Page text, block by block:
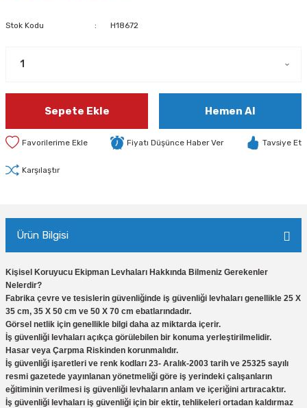
Stok Kodu H18672
Sepete Ekle Hemen Al
Fiyatı Düşünce Haber Ver Tavsiye Et
Karşılaştır
Ürün Bilgisi
Kişisel Koruyucu Ekipman Levhaları Hakkında Bilmeniz Gerekenler
Nelerdir?
Fabrika çevre ve tesislerin güvenliğinde iş güvenliği levhaları genellikle 25 X
35 cm, 35 X 50 cm ve 50 X 70 cm ebatlarındadır.
Görsel netlik için genellikle bilgi daha az miktarda içerir.
İş güvenliği levhaları açıkça görülebilen bir konuma yerleştirilmelidir.
Hasar veya Çarpma Riskinden korunmalıdır.
İş güvenliği işaretleri ve renk kodları 23- Aralık-2003 tarih ve 25325 sayılı
resmi gazetede yayınlanan yönetmeliği göre iş yerindeki çalışanların
eğitiminin verilmesi iş güvenliği levhaların anlam ve içeriğini artıracaktır.
İş güvenliği levhaları iş güvenliği için bir ektir, tehlikeleri ortadan kaldırmaz